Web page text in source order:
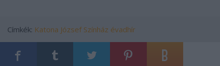
Címkék: Katona József Színház évadhír